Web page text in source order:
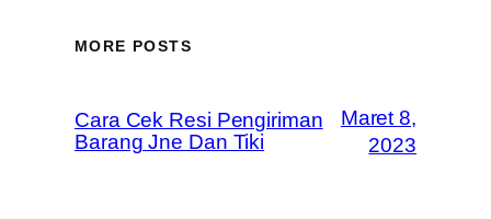
MORE POSTS
Cara Cek Resi Pengiriman
Barang Jne Dan Tiki
Maret 8,
2023